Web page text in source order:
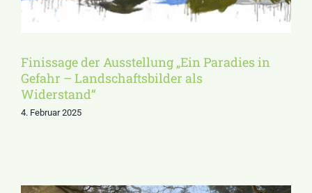
Finissage der Ausstellung „Ein Paradies in
Gefahr – Landschaftsbilder als
Widerstand“
4. Februar 2025